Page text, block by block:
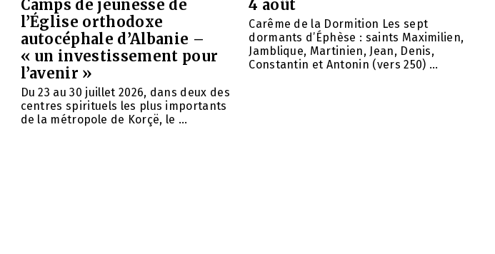
Camps de jeunesse de
l’Église orthodoxe
autocéphale d’Albanie –
« un investissement pour
l’avenir »
Du 23 au 30 juillet 2026, dans deux des
centres spirituels les plus importants
de la métropole de Korçë, le ...
4 août
Carême de la Dormition Les sept
dormants d’Éphèse : saints Maximilien,
Jamblique, Martinien, Jean, Denis,
Constantin et Antonin (vers 250) ...